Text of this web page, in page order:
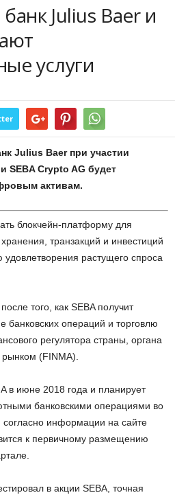
Julius Baer и
услуги
Julius Baer при участии
SEBA Crypto AG будет
активам.
блокчейн-платформу для
транзакций и инвестиций
растущего спроса
того, как SEBA получит
банковских операций и торговлю
регулятора страны, органа
(FINMA).
в июне 2018 года и планирует
банковскими операциями во
согласно информации на сайте
к первичному размещению
в акции SEBA, точная